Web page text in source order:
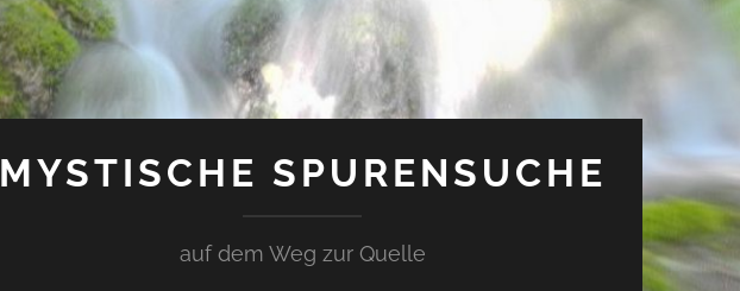
MYSTISCHE SPURENSUCHE
auf dem Weg zur Quelle